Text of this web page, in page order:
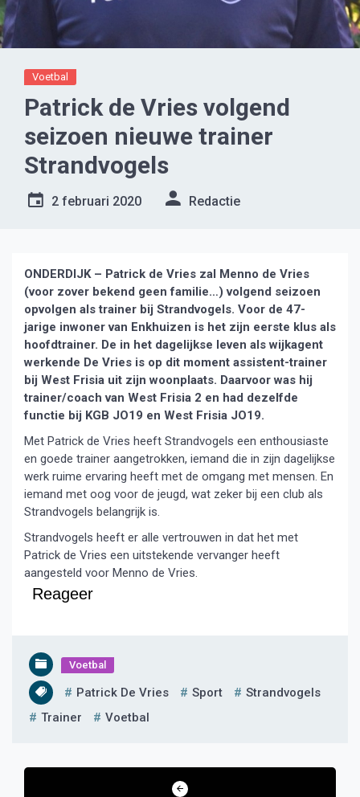
Voetbal
Patrick de Vries volgend
seizoen nieuwe trainer
Strandvogels
2 februari 2020 Redactie
ONDERDIJK – Patrick de Vries zal Menno de Vries
(voor zover bekend geen familie…) volgend seizoen
opvolgen als trainer bij Strandvogels. Voor de 47-
jarige inwoner van Enkhuizen is het zijn eerste klus als
hoofdtrainer. De in het dagelijkse leven als wijkagent
werkende De Vries is op dit moment assistent-trainer
bij West Frisia uit zijn woonplaats. Daarvoor was hij
trainer/coach van West Frisia 2 en had dezelfde
functie bij KGB JO19 en West Frisia JO19.
Met Patrick de Vries heeft Strandvogels een enthousiaste
en goede trainer aangetrokken, iemand die in zijn dagelijkse
werk ruime ervaring heeft met de omgang met mensen. En
iemand met oog voor de jeugd, wat zeker bij een club als
Strandvogels belangrijk is.
Strandvogels heeft er alle vertrouwen in dat het met
Patrick de Vries een uitstekende vervanger heeft
aangesteld voor Menno de Vries.
Reageer
Voetbal
Patrick De Vries Sport
Strandvogels
Trainer
Voetbal
Bericht